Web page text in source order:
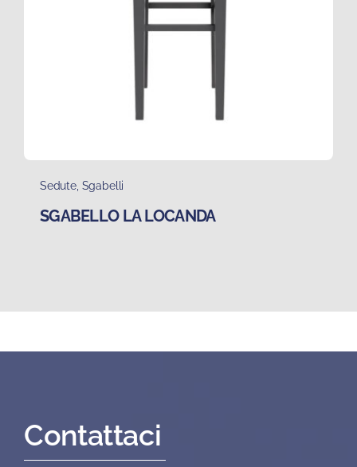
Sedute, Sgabelli
SGABELLO LA LOCANDA
Contattaci